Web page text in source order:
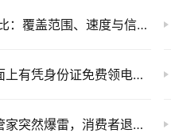
中国电信和中国移动网络对比：覆盖范围、速度与信号质量解析
电话卡免费领手机~现在市面上有凭身份证免费领电话卡还送手机的活动，领了安全吗？
知名家政服务平台 51 家庭管家突然爆雷，消费者退款无门